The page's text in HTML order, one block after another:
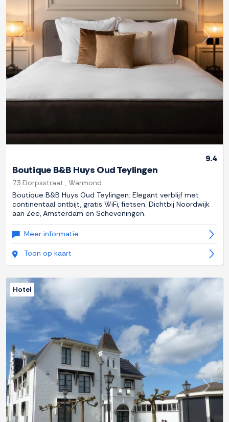
Previous Next
9.4
Boutique B&B Huys Oud Teylingen
73 Dorpsstraat , Warmond
Boutique B&B Huys Oud Teylingen: Elegant verblijf met
continentaal ontbijt, gratis WiFi, fietsen. Dichtbij Noordwijk
aan Zee, Amsterdam en Scheveningen.
Meer informatie
Toon op kaart
Previous Next
Hotel